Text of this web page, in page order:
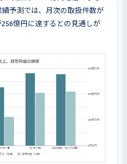
予測では、月次の取扱件数が
億円に達するとの見通しが